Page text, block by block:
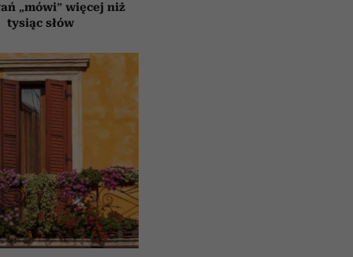
„mówi” więcej niż
tysiąc słów